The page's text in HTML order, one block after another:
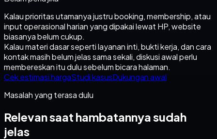
Kalau prioritas utamanya justru booking, membership, atau
input operasional harian yang dipakai lewat HP, website
biasanya belum cukup.
Kalau materi dasar seperti layanan inti, bukti kerja, dan cara
kontak masih belum jelas sama sekali, diskusi awal perlu
membereskan itu dulu sebelum bicara halaman.
Cek estimasi hargaStudi kasusDukungan awal
Masalah yang terasa dulu
Relevan saat hambatannya sudah
jelas